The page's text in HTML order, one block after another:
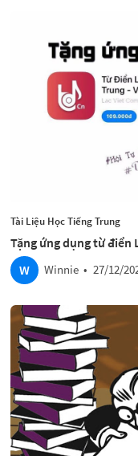
Tài Liệu Học Tiếng Trung
Tặng ứng dụng từ điển
W
Winnie • 27/12/